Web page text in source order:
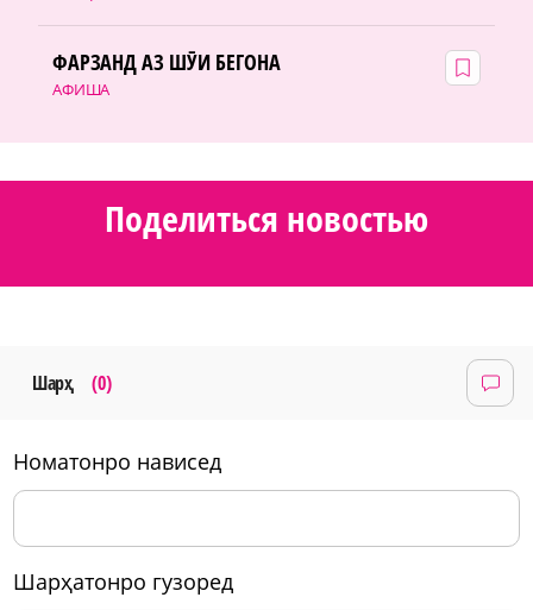
АФИША
ФАРЗАНД АЗ ШӮИ БЕГОНА
Поделиться новостью
Шарҳ (0)
номатонро нависед
шарҳатонро гузоред